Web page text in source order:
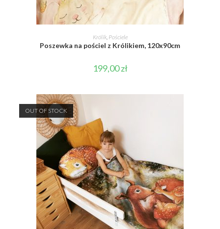
DOWIEDZ SIĘ WIĘCEJ
Królik, Pościele
Poszewka na pościel z Królikiem, 120x90cm
199,00zł
OUT OF STOCK